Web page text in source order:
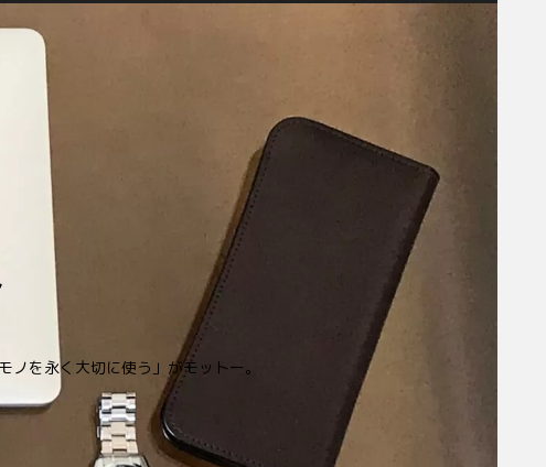
を永く大切に使う」がモットー。